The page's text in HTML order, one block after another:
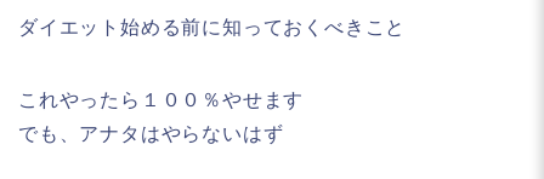
ダイエット始める前に知っておくべきこと
これやったら１００％やせます
でも、アナタはやらないはず